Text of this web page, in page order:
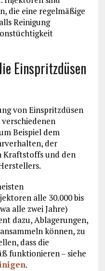
die eine regelmäßige
Reinigung
Einspritzdüsen
von Einspritzdüsen
Beispiel dem
der
Kraftstoffs und den
alle 30.000 bis
alle zwei Jahre)
dazu, Ablagerungen,
können, zu
dass die
funktionieren – siehe
.